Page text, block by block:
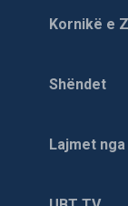
granatojnë
Njoftohet se
granatuara të
shqiptarë që
Kornikë e
Shëndet
Lajmet nga